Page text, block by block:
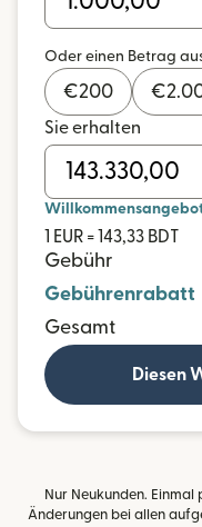
Oder einen Betrag
€200 €
Sie erhalten
1 EUR = 143,33 BDT
Gebühr
Gebührenrabatt
Gesamt
Diesen
Nur Neukunden.
Änderungen bei allen